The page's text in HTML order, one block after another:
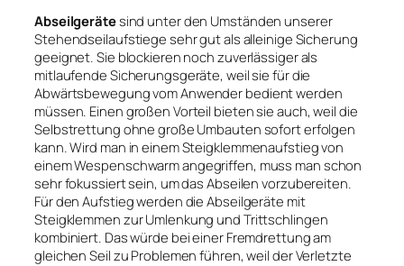
Abseilgerätesind unter den Umständen unserer
Stehendseilaufstiege sehr gut als alleinige Sicherung
geeignet. Sie blockieren noch zuverlässiger als
mitlaufende Sicherungsgeräte, weil sie für die
Abwärtsbewegung vom Anwender bedient werden
müssen. Einen großen Vorteil bieten sie auch, weil die
Selbstrettung ohne große Umbauten sofort erfolgen
kann. Wird man in einem Steigklemmenaufstieg von
einem Wespenschwarm angegriffen, muss man schon
sehr fokussiert sein, um das Abseilen vorzubereiten.
Für den Aufstieg werden die Abseilgeräte mit
Steigklemmen zur Umlenkung und Trittschlingen
kombiniert. Das würde bei einer Fremdrettung am
gleichen Seil zu Problemen führen, weil der Verletzte